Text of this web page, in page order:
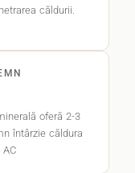
căldurii.
oferă 2-3
întârzie căldura